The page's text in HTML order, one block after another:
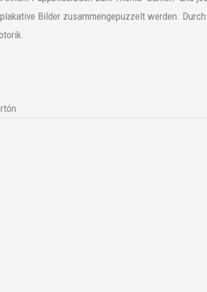
Bilder zusammengepuzzelt werden.